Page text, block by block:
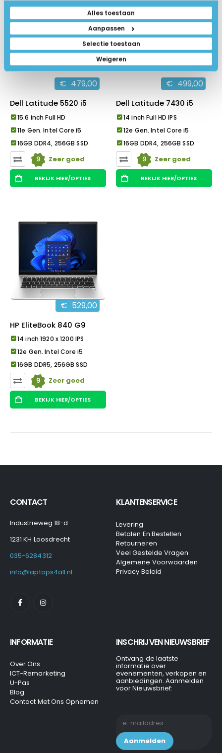
Alles toestaan
Aanpassen
Selectie toestaan
Weigeren
€ 479,00
Dell Latitude 5520 i5
15.6 inch Full HD
11e Gen. Intel Core i5
16GB DDR4, 256GB SSD
9 Zeer goed
BEKIJK HIER/OPTIES
€ 499,00
Dell Latitude 7430 i5
14 inch Full HD IPS
12e Gen. Intel Core i5
16GB DDR4, 256GB SSD
9 Zeer goed
BEKIJK HIER/OPTIES
€ 529,00
HP EliteBook 840 G9
14 inch 1920 x 1200 IPS
12e Gen. Intel Core i5
16GB DDR5, 256GB SSD
9 Zeer goed
BEKIJK HIER/OPTIES
CONTACT
Industrieweg 18-d
1231 KH Loosdrecht
035-6284312
info@laptops4all.nl
KLANTENSERVICE
Levering
Betalen En Bestellen
Retourneren
Veel Gestelde Vragen
Algemene Voorwaarden
Privacy Beleid
INFORMATIE
Over Ons
ICT-Remarketing
U-Pas
Blog
Contact Met Ons Opnemen
INSCHRIJVEN NIEUWSBRIEF
Ontvang de laatste
informatie over
evenementen, verkopen en
aanbiedingen. Aanmelden
voor Nieuwsbrief: